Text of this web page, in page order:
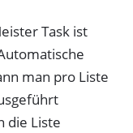
Task ist
man pro Liste
die Liste